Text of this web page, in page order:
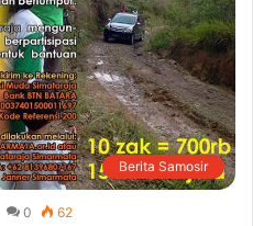
Berita Samosir
0 62